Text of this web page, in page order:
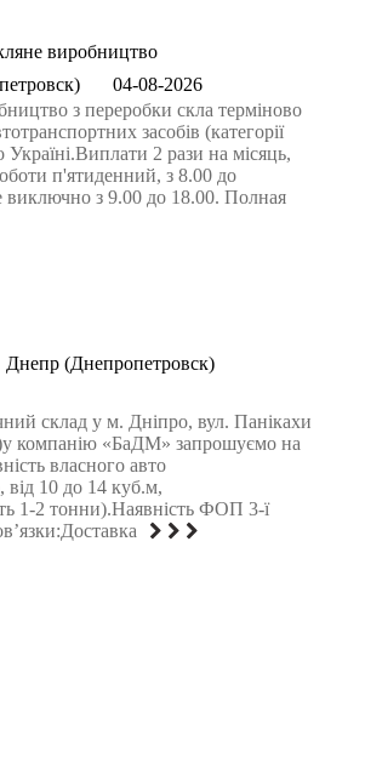
виробництво
04-08-2026
з переробки скла терміново
засобів (категорії
2 рази на місяць,
п'ятиденний, з 8.00 до
виключно з 9.00 до 18.00. Полная
Днепр (Днепропетровск)
склад у м. Дніпро, вул. Панікахи
компанію «БаДМ» запрошуємо на
власного авто
від 10 до 14 куб.м,
1-2 тонни).Наявність ФОП 3-ї